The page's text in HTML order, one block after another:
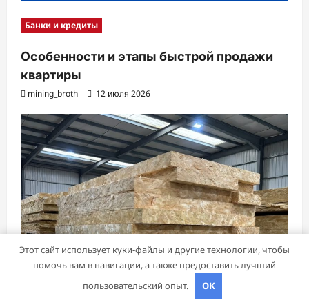
Банки и кредиты
Особенности и этапы быстрой продажи
квартиры
mining_broth 12 июля 2026
Этот сайт использует куки-файлы и другие технологии, чтобы
помочь вам в навигации, а также предоставить лучший
пользовательский опыт.
OK